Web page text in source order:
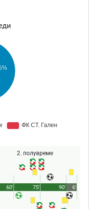
2. полувреме
90'
60' 75' 6'